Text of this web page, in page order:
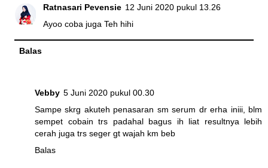
Ratnasari Pevensie 12 Juni 2020 pukul 13.26
Ayoo coba juga Teh hihi
Balas
Vebby 5 Juni 2020 pukul 00.30
Sampe skrg akuteh penasaran sm serum dr erha iniii, blm
sempet cobain trs padahal bagus ih liat resultnya lebih
cerah juga trs seger gt wajah km beb
Balas